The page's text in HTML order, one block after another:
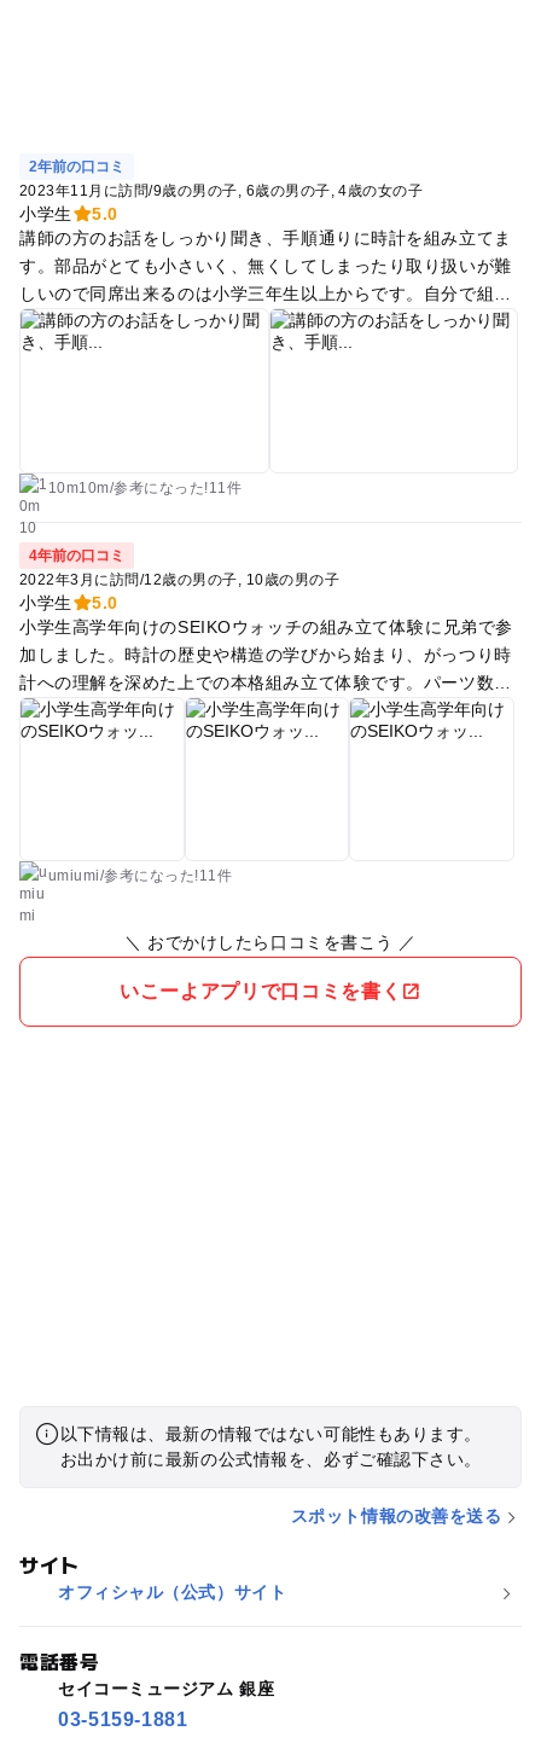
2年前の口コミ
2023年11月に訪問/9歳の男の子 6歳の男の子 4歳の女の子
小学生
5.0
講師の方のお話をしっかり聞き、手順通りに時計を組み立てま
す。部品がとても小さいく、無くしてしまったり取り扱いが難
しいので同席出来るのは小学三年生以上からです。自分で組み
立てた腕時計は記念に持ち帰れるので、息子は自慢げに使って
います。
10m10m/参考に なった!11件
4年前の口コミ
2022年3月に訪問/12歳の男の子 10歳の男の子
小学生
5.0
小学生高学年向けのSEIKOウォッチの組み立て体験に兄弟で参
加しました。時計の歴史や構造の学びから始まり、がっつり時
計への理解を深めた上での本格組み立て体験です。パーツ数は
それ程多くないのですが、精密機器を組み上げるという事は工
作とかとは全く違うものなんだなーと実感しました。※体験は
umiumi/参考に なった!11件
＼ おでかけしたら口コミを書こう ／
いこーよアプリで口コミを書く
以下情報は、最新の情報ではない可能性もあります。
お出かけ前に最新の公式情報を、必ずご確認下さい。
スポット情報の改善を送る
サイト
オフィシャル（公式）サイト
電話番号
セイコーミュージアム 銀座
03-5159-1881